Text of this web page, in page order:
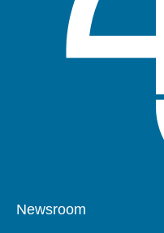
Pied
Newsroom